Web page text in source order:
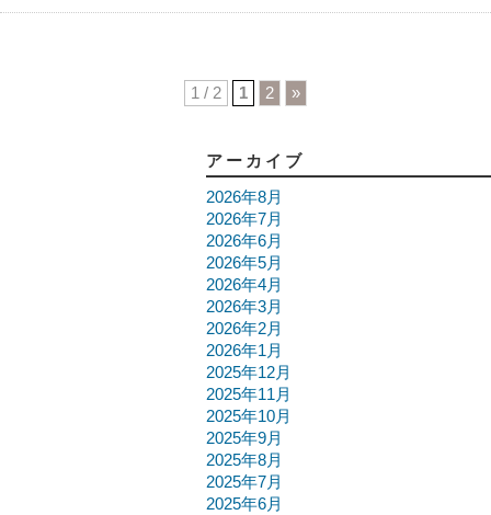
1 / 2 1 2 »
アーカイブ
2026年8月
2026年7月
2026年6月
2026年5月
2026年4月
2026年3月
2026年2月
2026年1月
2025年12月
2025年11月
2025年10月
2025年9月
2025年8月
2025年7月
2025年6月